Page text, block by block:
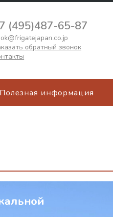
(495)487-65-87
обратный звонок
Полезная информация